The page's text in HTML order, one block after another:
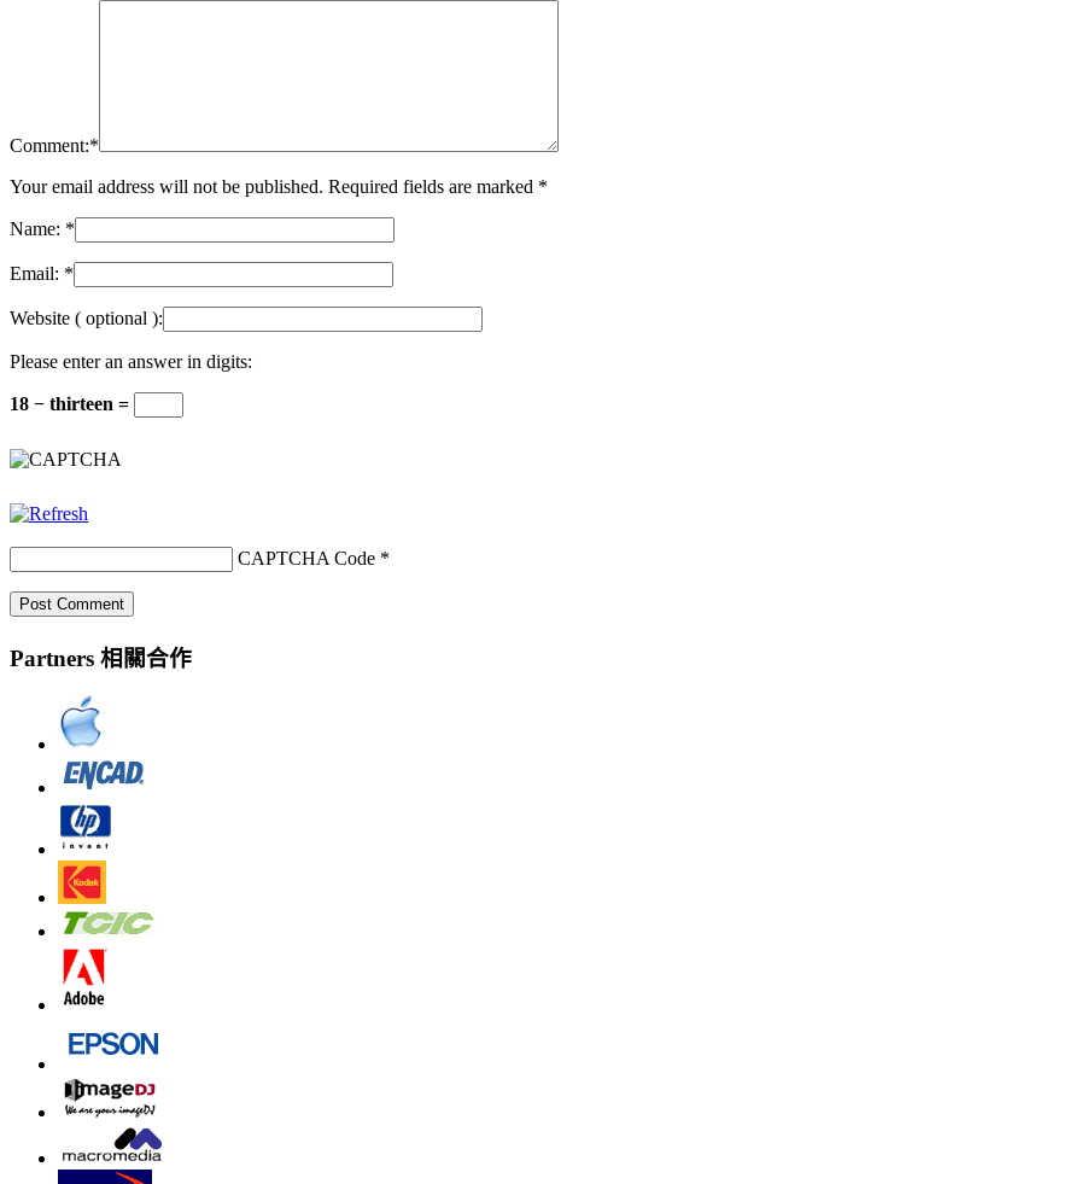
Comment:*
Your email address will not be published. Required fields are marked *
Name: *
Email: *
Website ( optional ):
Please enter an answer in digits:
18 − thirteen =
CAPTCHA Code *
Partners 相關合作